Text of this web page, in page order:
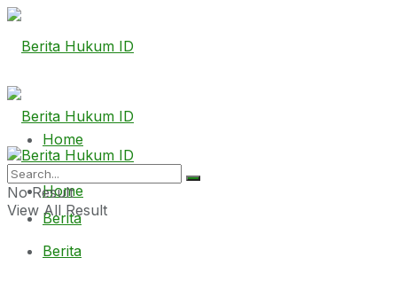
Home
Berita
Home
Berita
No Result
View All Result